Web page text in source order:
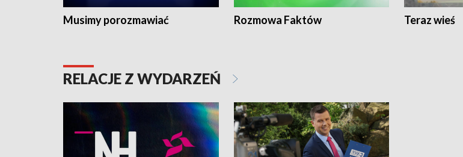
Musimy porozmawiać Rozmowa Faktów Teraz wieś
RELACJE Z WYDARZEŃ